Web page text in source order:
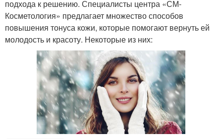
подхода к решению. Специалисты центра «СМ-
Косметология» предлагает множество способов
повышения тонуса кожи, которые помогают вернуть ей
молодость и красоту. Некоторые из них: